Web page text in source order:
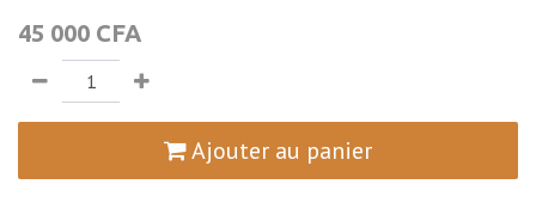
45 000 CFA
Ajouter au panier